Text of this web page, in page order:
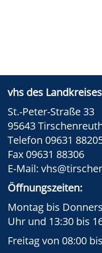
vhs des
St.-Peter-Straße 33
95643
Telefon 09631
Fax 09631 88306
E-Mail:
Öffnungszeiten:
Montag bis
Uhr und 13:30 bis
Freitag von 08:00